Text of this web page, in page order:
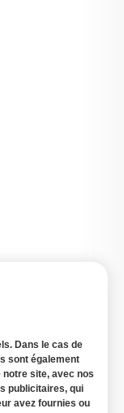
Dans le cas de
sont également
site, avec nos
publicitaires, qui
avez fournies ou